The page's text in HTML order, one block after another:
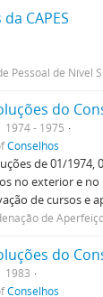
CAPES
Pessoal de Nível
do
1974 - 1975
Conselhos
de 01/1974,
no exterior e no
de cursos e
de
do
1983
Conselhos